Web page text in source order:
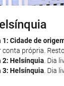
1: Cidade de
conta própria.
2: Helsínquia. Dia
3: Helsínquia. Dia
4: Helsínquia -
ao hotel
5: Rovaniemi. Dia
6: Rovaniemi. Dia